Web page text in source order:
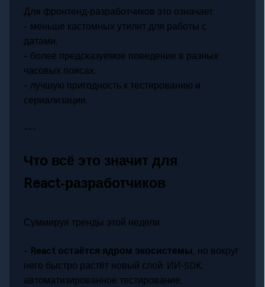
Для фронтенд‑разработчиков это означает:
- меньше кастомных утилит для работы с
датами;
- более предсказуемое поведение в разных
часовых поясах;
- лучшую пригодность к тестированию и
сериализации.
---
Что всё это значит для
React‑разработчиков
Суммируя тренды этой недели:
- React остаётся ядром экосистемы, но вокруг
него быстро растёт новый слой: ИИ‑SDK,
автоматизированное тестирование,